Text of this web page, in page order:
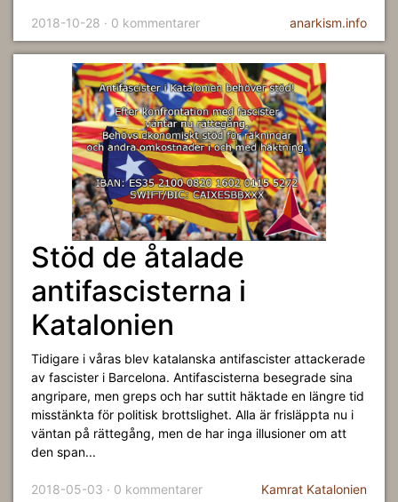
2018-10-28 · 0 kommentarer anarkism.info
Stöd de åtalade
antifascisterna i
Katalonien
Tidigare i våras blev katalanska antifascister attackerade
av fascister i Barcelona. Antifascisterna besegrade sina
angripare, men greps och har suttit häktade en längre tid
misstänkta för politisk brottslighet. Alla är frisläppta nu i
väntan på rättegång, men de har inga illusioner om att
den span...
2018-05-03 · 0 kommentarer Kamrat Katalonien